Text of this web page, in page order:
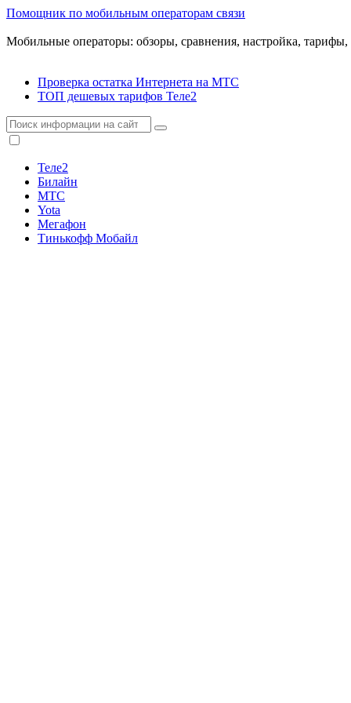
Помощник по мобильным операторам связи
Мобильные операторы: обзоры, сравнения, настройка,
Проверка остатка Интернета на МТС
ТОП дешевых тарифов Теле2
Теле2
Билайн
МТС
Yota
Мегафон
Тинькофф Мобайл